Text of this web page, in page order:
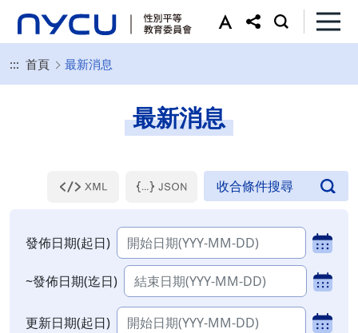
::: 首頁 最新消息
最新消息
發佈日期(起日)
~發佈日期(迄日)
更新日期(起日)